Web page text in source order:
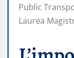
Public
Laurea